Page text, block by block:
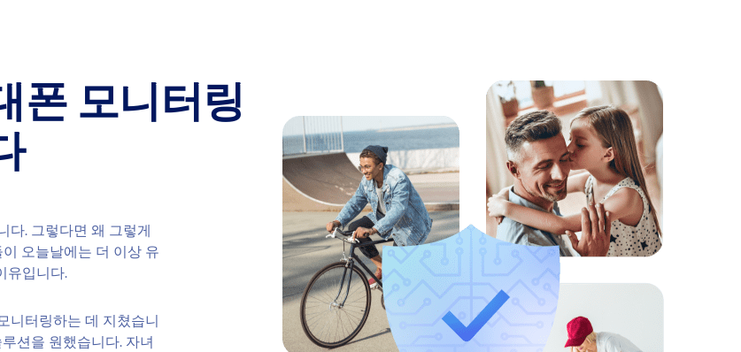
폰 모니터링
다. 그렇다면 왜 그렇게
오늘날에는 더 이상 유
유입니다.
니터링하는 데 지쳤습니
션을 원했습니다. 자녀